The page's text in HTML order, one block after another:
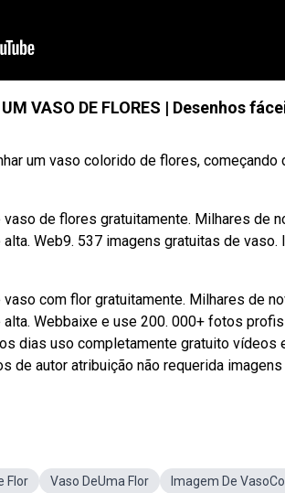
VASO DE FLORES | Desenhos
um vaso colorido de flores, começando
de flores gratuitamente. Milhares de
Web9. 537 imagens gratuitas de
com flor gratuitamente. Milhares de
Webbaixe e use 200. 000+ fotos
dias uso completamente gratuito vídeos
autor atribuição não requerida imagens
Flor Vaso DeUma Flor
Imagem De